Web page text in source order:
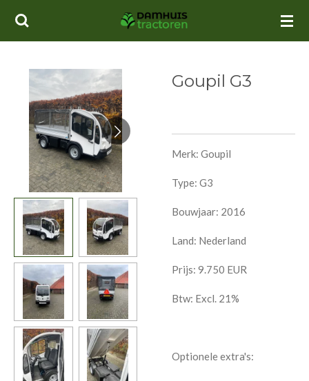
Ga
hoofdinhoud
Goupil G3
Merk: Goupil
Type: G3
Bouwjaar: 2016
Land: Nederland
Prijs: 9.750 EUR
Btw: Excl. 21%
Optionele extra's: